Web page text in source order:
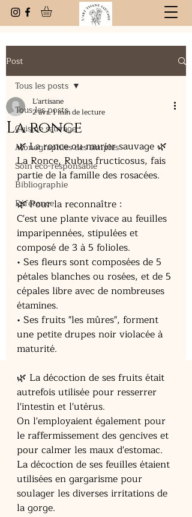
Post
Tous les posts
Cuisine sauvage
Monographies des simples
Soin eco-responsable
Bibliographie
Référence
Tous les posts
La ronce
L'artisane
2 avr.1 min de lecture
🌿 La ronce ou murier sauvage 🌿
La Ronce, Rubus fructicosus, fais
partie de la famille des rosacées.
🌿 Pour la reconnaître :
C'est une plante vivace au feuilles
imparipennées, stipulées et
composé de 3 à 5 folioles.
• Ses fleurs sont composées de 5
pétales blanches ou rosées, et de 5
cépales libre avec de nombreuses
étamines.
• Ses fruits "les mûres", forment
une petite drupes noir violacée à
maturité.
🌿 La décoction de ses fruits était
autrefois utilisée pour resserrer
l'intestin et l'utérus.
On l'employaient également pour
le raffermissement des gencives et
pour calmer les maux d'estomac.
La décoction de ses feuilles étaient
utilisées en gargarisme pour
soulager les diverses irritations de
la gorge.